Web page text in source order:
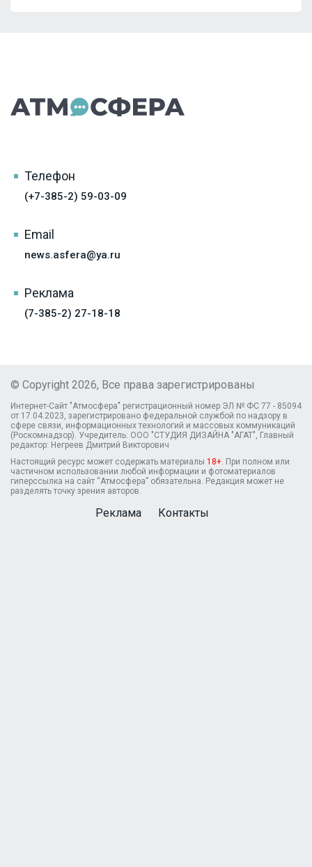
Телефон
(+7-385-2) 59-03-09
Email
news.asfera@ya.ru
Реклама
(7-385-2) 27-18-18
© Copyright 2026, Все права зарегистрированы
Интернет-Сайт "Атмосфера" регистрационный номер ЭЛ № ФС 77 - 85094
от 17.04.2023, зарегистрировано федеральной службой по надзору в
сфере связи, информационных технологий и массовых коммуникаций
(Роскомнадзор). Учредитель: ООО "СТУДИЯ ДИЗАЙНА "АГАТ", Главный
редактор: Негреев Дмитрий Викторович
Настоящий ресурс может содержать материалы 18+. При полном или
частичном использовании любой информации и фотоматериалов
гиперссылка на сайт “Атмосфера” обязательна. Редакция может не
разделять точку зрения авторов.
Реклама Контакты